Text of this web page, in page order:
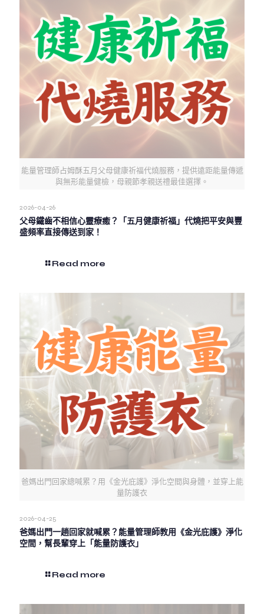
能量管理師占姆酥五月父母健康祈福代燒服務，提供遠距能量傳遞
與無形能量健檢，母親節孝親送禮最佳選擇。
2026-04-26
父母鐵齒不相信心靈療癒？「五月健康祈福」代燒把平安與豐
盛頻率直接傳送到家！
Read more
爸媽出門回家總喊累？用《金光庇護》淨化空間與身體，並穿上能
量防護衣
2026-04-25
爸媽出門一趟回家就喊累？能量管理師教用《金光庇護》淨化
空間，幫長輩穿上「能量防護衣」
Read more